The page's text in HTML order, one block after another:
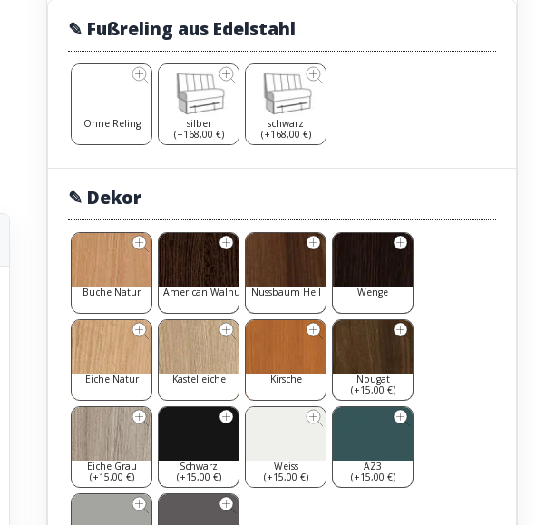
✎ Fußreling aus Edelstahl
Ohne Reling
silber
(+168,00 €)
schwarz
(+168,00 €)
✎ Dekor
Buche Natur American Walnut Nussbaum Hell Wenge
Eiche Natur Kastelleiche Kirsche
Nougat
(+15,00 €)
Eiche Grau
(+15,00 €)
Schwarz
(+15,00 €)
Weiss
(+15,00 €)
AZ3
(+15,00 €)